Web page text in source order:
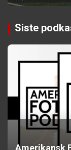
Siste
Amerikansk